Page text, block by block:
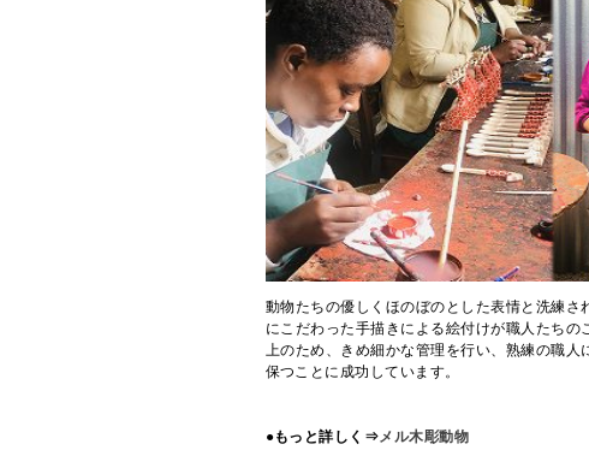
動物たちの優しくほのぼのとした表情と洗練さ
にこだわった手描きによる絵付けが職人たちの
上のため、きめ細かな管理を行い、熟練の職人
保つことに成功しています。
●もっと詳しく⇒メル木彫動物